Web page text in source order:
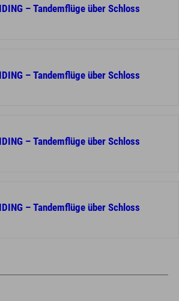
– Tandemflüge über Schloss
– Tandemflüge über Schloss
– Tandemflüge über Schloss
– Tandemflüge über Schloss